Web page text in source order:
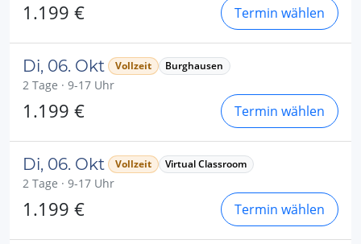
1.199 € Termin wählen
Di, 06. Okt Vollzeit Burghausen
2 Tage · 9-17 Uhr
1.199 € Termin wählen
Di, 06. Okt Vollzeit Virtual Classroom
2 Tage · 9-17 Uhr
1.199 € Termin wählen